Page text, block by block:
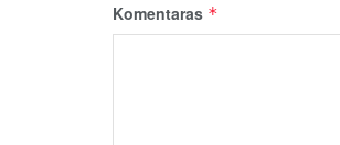
Komentaras *